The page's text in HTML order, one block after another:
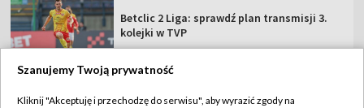
Betclic 2 Liga: sprawdź plan transmisji 3.
kolejki w TVP
Szanujemy Twoją prywatność
Kliknij "Akceptuję i przechodzę do serwisu", aby wyrazić zgody na